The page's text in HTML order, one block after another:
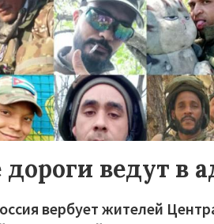
дороги ведут в
вербует жителей